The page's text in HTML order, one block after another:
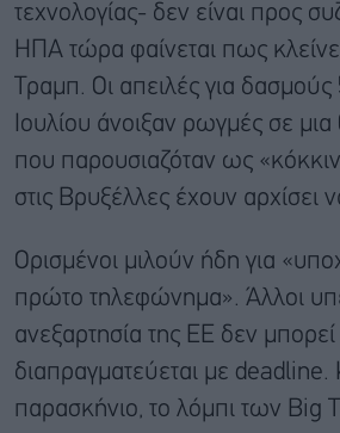
τεχνολογίας- δεν είναι προς
ΗΠΑ τώρα φαίνεται πως
Τραμπ. Οι απειλές για δασμούς
Ιουλίου άνοιξαν ρωγμές σε
που παρουσιαζόταν ως
στις Βρυξέλλες έχουν αρχίσει
Ορισμένοι μιλούν ήδη για
πρώτο τηλεφώνημα». Άλλοι
ανεξαρτησία της ΕΕ δεν μπορεί
διαπραγματεύεται με deadline.
παρασκήνιο, το λόμπι των Big